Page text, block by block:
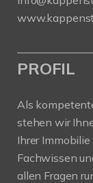
PROFIL
Als
stehen wir
Ihrer
Fachwissen
allen Fragen